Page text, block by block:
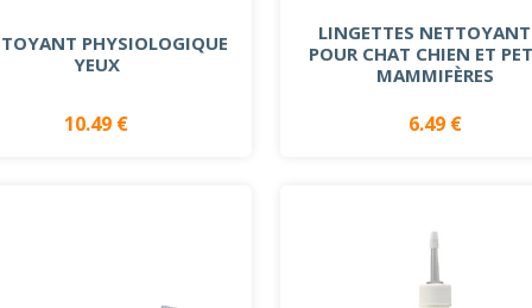
PHYSIOLOGIQUE
YEUX
10.49 €
LINGETTES
POUR CHAT CHIEN ET
MAMMIFÈRES
6.49 €